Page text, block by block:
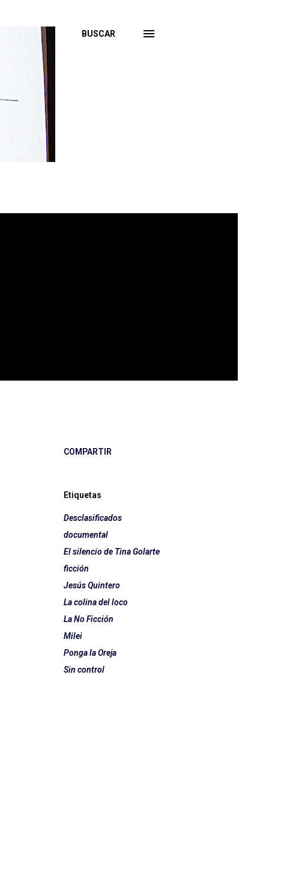
BUSCAR
COMPARTIR
Etiquetas
Desclasificados
documental
El silencio de Tina Golarte
ficción
Jesús Quintero
La colina del loco
La No Ficción
Milei
Ponga la Oreja
Sin control